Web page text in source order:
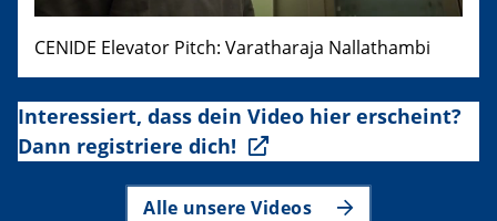
CENIDE Elevator Pitch: Varatharaja Nallathambi
Interessiert, dass dein Video hier erscheint?
Dann registriere dich!
Alle unsere Videos